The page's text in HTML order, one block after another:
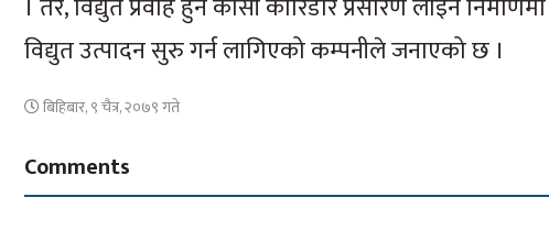
। तर, विद्युत प्रवाह हुने कोसी कोरिडोर प्रसारण लाइन
विद्युत उत्पादन सुरु गर्न लागिएको कम्पनीले जनाएको छ ।
बिहिबार, ९ चैत्र, २०७९ गते
Comments